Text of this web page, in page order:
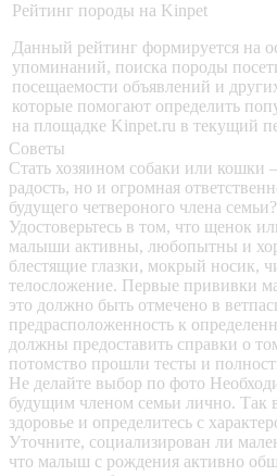
Рейтинг породы на Kinpet
Данный рейтинг формируется на
упоминаний, поиска породы
посещаемости объявлений и
которые помогают определить
на площадке Kinpet.ru в текущий
Советы
Стать хозяином собаки или кошки
радость, но и огромная
будущего четвероного члена семьи?
Удостоверьтесь в том, что щенок
малыши активны, любопытны и
блестящие глазки, мокрый носик,
телосложение. Первые прививки
это должно быть отмечено в
предрасположенность к
должны предоставить справки о
потомство прошли тесты и
Не делайте выбор по фото
будущим членом семьи лично. Так
здоровье и определитесь с
Уточните, социализирован ли
что малыш с рождения активно